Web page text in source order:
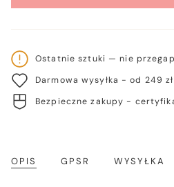
Ostatnie sztuki — nie
Darmowa wysyłka - od 249 zł
Bezpieczne zakupy -
OPIS GPSR WYSYŁKA